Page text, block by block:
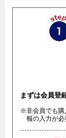
まずは会員登
※非会員でも購
報の入力が必